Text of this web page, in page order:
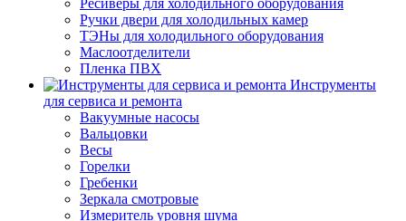
Ресиверы для холодильного оборудования
Ручки двери для холодильных камер
ТЭНы для холодильного оборудования
Маслоотделители
Пленка ПВХ
Инструменты
для сервиса и ремонта
Вакуумные насосы
Вальцовки
Весы
Горелки
Гребенки
Зеркала смотровые
Измеритель уровня шума